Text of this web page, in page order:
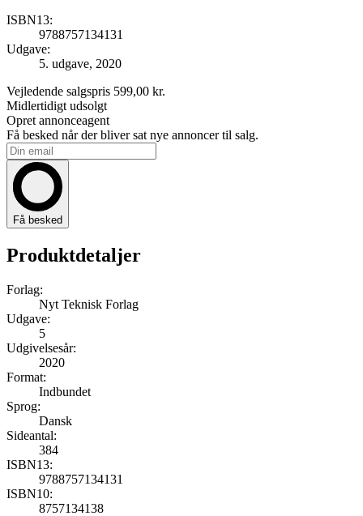
ISBN13:
9788757134131
Udgave:
5. udgave, 2020
Vejledende salgspris 599,00 kr.
Midlertidigt udsolgt
Opret annonceagent
Få besked når der bliver sat nye annoncer til salg.
Få besked
Produktdetaljer
Forlag:
Nyt Teknisk Forlag
Udgave:
5
Udgivelsesår:
2020
Format:
Indbundet
Sprog:
Dansk
Sideantal:
384
ISBN13:
9788757134131
ISBN10:
8757134138